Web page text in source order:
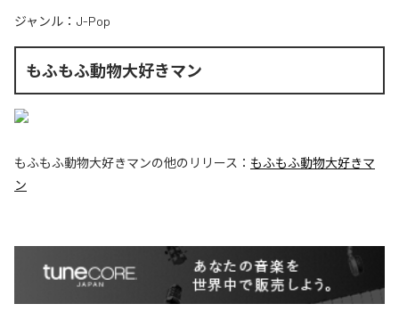
ジャンル： J-Pop
もふもふ動物大好きマン
もふもふ動物大好きマンの他のリリース： もふもふ動物大好きマ
ン